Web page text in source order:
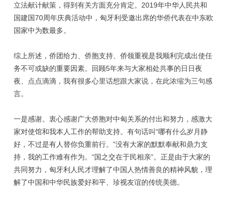
立法献计献策，得到有关方面充分肯定。2019年中华人民共和
国建国70周年庆典活动中，匈牙利受邀出席的华侨代表在中东欧
国家中为数最多。
综上所述，侨团给力、侨胞支持、侨领重视是我顺利完成出使任
务不可或缺的重要因素。回顾5年来与大家相处共事的日日夜
夜、点点滴滴，我有很多心里话想跟大家说，在此浓缩为三句感
言。
一是感谢。衷心感谢广大侨胞对中匈关系的付出和努力，感激大
家对使馆和我本人工作的帮助支持。有句话叫“哪有什么岁月静
好，不过是有人替你负重前行。”没有大家的默默奉献和鼎力支
持，我的工作难有作为。“国之交在于民相亲”。正是由于大家的
共同努力，匈牙利人民才理解了中国人热情善良的精神风貌，理
解了中国和中华民族爱好和平、珍视友谊的传统美德。